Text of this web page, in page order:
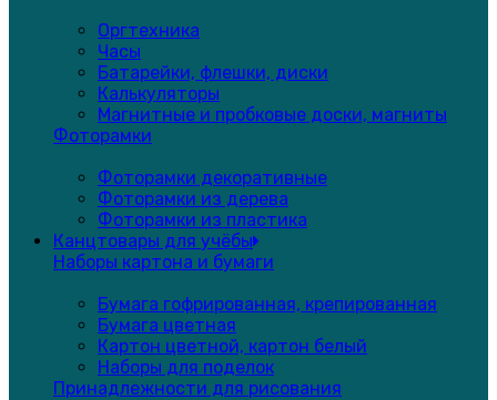
Оргтехника
Часы
Батарейки, флешки, диски
Калькуляторы
Магнитные и пробковые доски, магниты
Фоторамки
Фоторамки декоративные
Фоторамки из дерева
Фоторамки из пластика
Канцтовары для учёбы
Наборы картона и бумаги
Бумага гофрированная, крепированная
Бумага цветная
Картон цветной, картон белый
Наборы для поделок
Принадлежности для рисования